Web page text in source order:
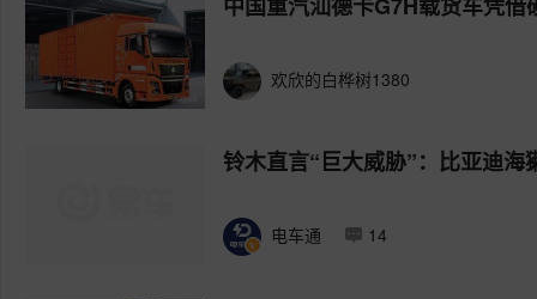
欢欣的白桦树1380
铃木直言“巨大威胁”：比亚迪
电车通 14